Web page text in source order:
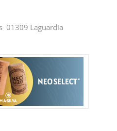
01309 Laguardia